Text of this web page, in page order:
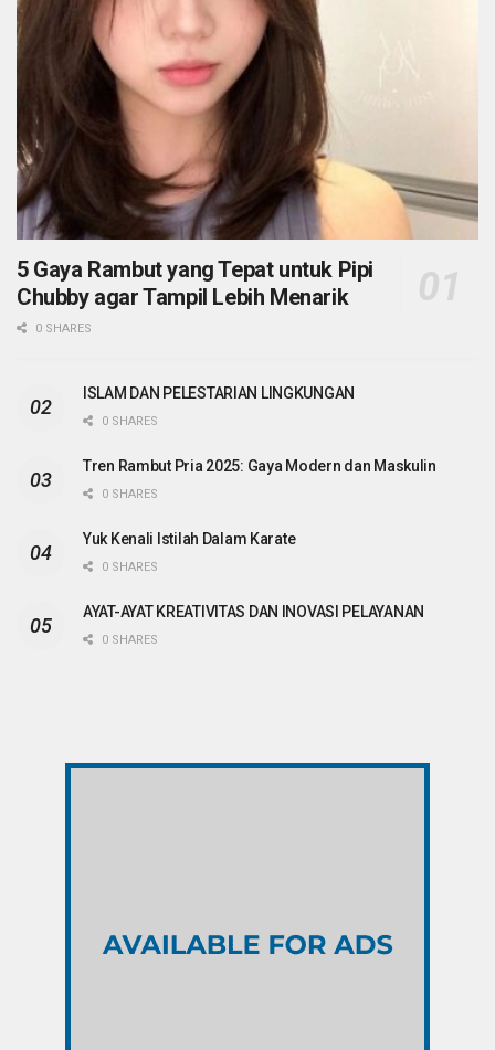
5 Gaya Rambut yang Tepat untuk Pipi
Chubby agar Tampil Lebih Menarik
0 SHARES
ISLAM DAN PELESTARIAN LINGKUNGAN
0 SHARES
Tren Rambut Pria 2025: Gaya Modern dan Maskulin
0 SHARES
Yuk Kenali Istilah Dalam Karate
0 SHARES
AYAT-AYAT KREATIVITAS DAN INOVASI PELAYANAN
0 SHARES